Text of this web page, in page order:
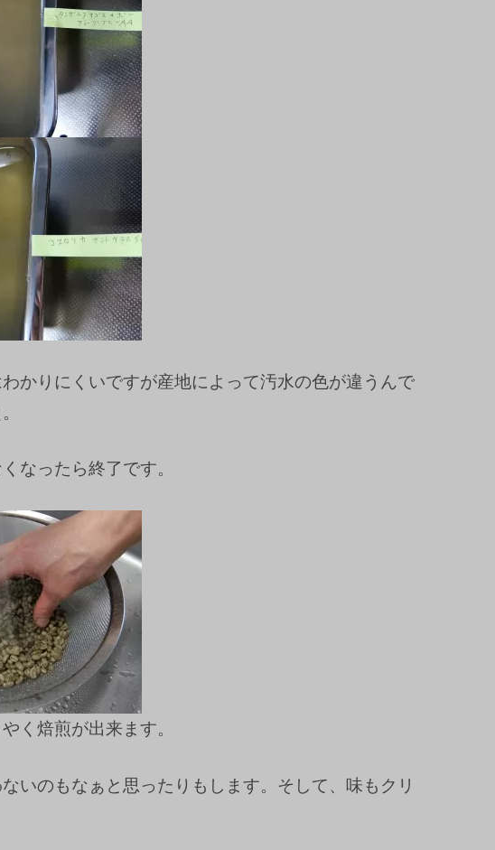
かりにくいですが産地によって汚水の色が違うんで
なったら終了です。
く焙煎が出来ます。
いのもなぁと思ったりもします。そして、味もクリ